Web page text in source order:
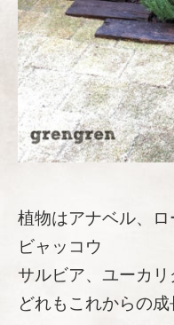
植物はアナベル、
ビャッコウ
サルビア、ユーカリ
どれもこれからの